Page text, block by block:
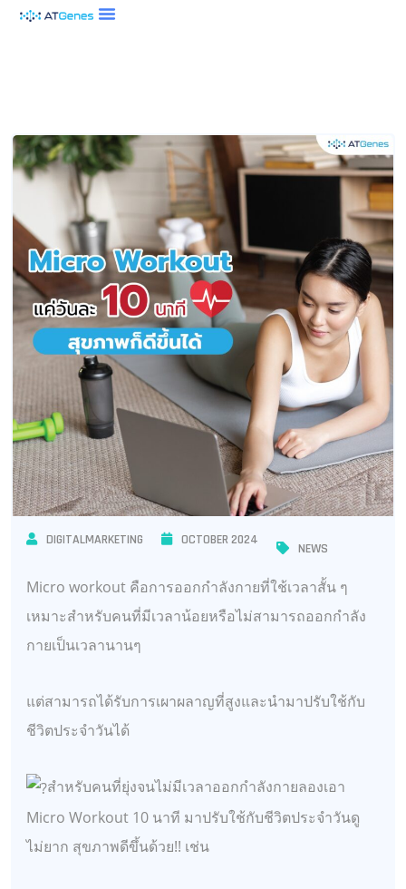
DIGITALMARKETING OCTOBER 2024
NEWS
Micro workout คือการออกกำลังกายที่ใช้เวลาสั้น ๆ
เหมาะสำหรับคนที่มีเวลาน้อยหรือไม่สามารถออกกำลัง
กายเป็นเวลานานๆ
แต่สามารถได้รับการเผาผลาญที่สูงและนำมาปรับใช้กับ
ชีวิตประจำวันได้
สำหรับคนที่ยุ่งจนไม่มีเวลาออกกำลังกายลองเอา
Micro Workout 10 นาที มาปรับใช้กับชีวิตประจำวันดู
ไม่ยาก สุขภาพดีขึ้นด้วย!! เช่น